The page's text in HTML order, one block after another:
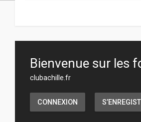
Bienvenue sur les
clubachille.fr
CONNEXION